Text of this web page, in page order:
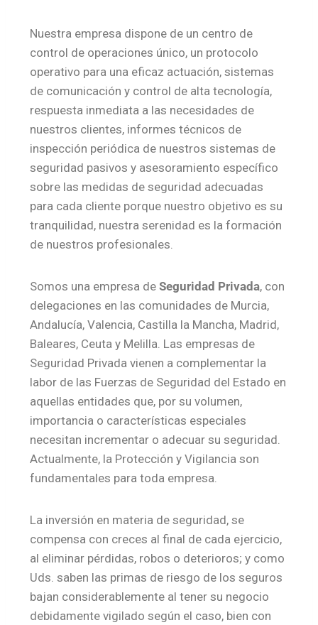
Nuestra empresa dispone de un centro de
control de operaciones único, un protocolo
operativo para una eficaz actuación, sistemas
de comunicación y control de alta tecnología,
respuesta inmediata a las necesidades de
nuestros clientes, informes técnicos de
inspección periódica de nuestros sistemas de
seguridad pasivos y asesoramiento específico
sobre las medidas de seguridad adecuadas
para cada cliente porque nuestro objetivo es su
tranquilidad, nuestra serenidad es la formación
de nuestros profesionales.
Somos una empresa de Seguridad Privada, con
delegaciones en las comunidades de Murcia,
Andalucía, Valencia, Castilla la Mancha, Madrid,
Baleares, Ceuta y Melilla. Las empresas de
Seguridad Privada vienen a complementar la
labor de las Fuerzas de Seguridad del Estado en
aquellas entidades que, por su volumen,
importancia o características especiales
necesitan incrementar o adecuar su seguridad.
Actualmente, la Protección y Vigilancia son
fundamentales para toda empresa.
La inversión en materia de seguridad, se
compensa con creces al final de cada ejercicio,
al eliminar pérdidas, robos o deterioros; y como
Uds. saben las primas de riesgo de los seguros
bajan considerablemente al tener su negocio
debidamente vigilado según el caso, bien con